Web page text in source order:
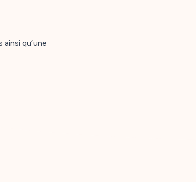
qu’une